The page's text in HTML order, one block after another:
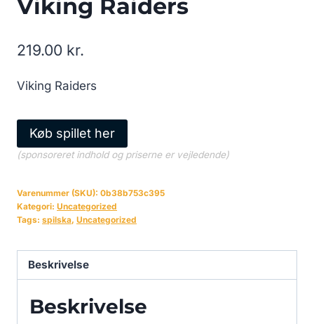
Viking Raiders
219.00 kr.
Viking Raiders
Køb spillet her
(sponsoreret indhold og priserne er vejledende)
Varenummer (SKU): 0b38b753c395
Kategori: Uncategorized
Tags: spilska, Uncategorized
Beskrivelse
Beskrivelse